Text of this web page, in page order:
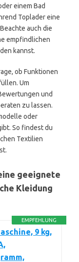
einem Bad
Toplader eine
auch die
empfindlichen
kannst.
ob Funktionen
Um
und
zu lassen.
oder
So findest du
Textilien
geeignete
Kleidung
EMPFEHLUNG
9 kg,